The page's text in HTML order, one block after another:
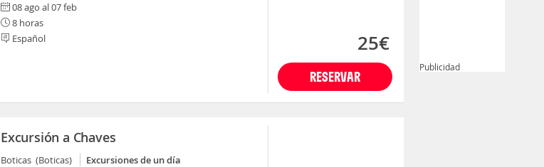
08 ago al 07 feb
8 horas
Español
RESERVAR
25€
Excursión a Chaves
Boticas (Boticas)
Excursiones de un día
Publicidad